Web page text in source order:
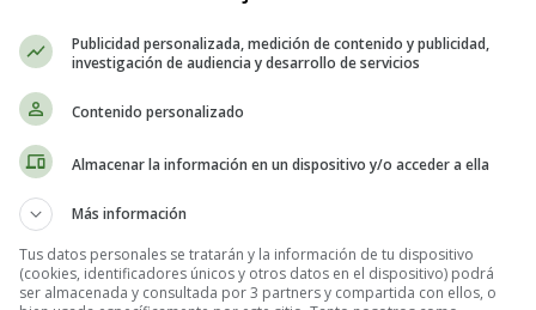
alejarte de personas que no
en cuenta a aquellos que no te dan el valor que tienes.
en septiembre
de la nostalgia por las escapadas veraniegas, la preparación
de la Navidad.
de nuestra propia decisión, y aunque asumir riesgos puede generar
Publicidad personalizada, medición de contenido y publicidad,
investigación de audiencia y desarrollo de servicios
Contenido personalizado
Almacenar la información en un dispositivo y/o acceder a ella
Más información
Tus datos personales se tratarán y la información de tu dispositivo
(cookies, identificadores únicos y otros datos en el dispositivo) podrá
ser almacenada y consultada por 3 partners y compartida con ellos, o